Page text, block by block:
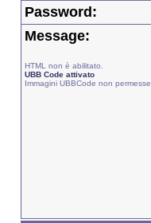
Password:
Message:
HTML non è abilitato.
UBB Code attivato
Immagini UBBCode non permesse